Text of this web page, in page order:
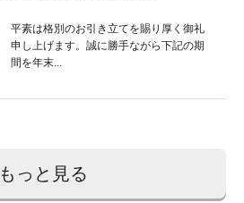
平素は格別のお引き立てを賜り厚く御礼
申し上げます。誠に勝手ながら下記の期
間を年末...
もっと見る